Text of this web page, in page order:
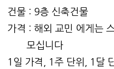
건물 : 9층 신축건물
가격 : 해외 교민 에게는
모십니다
1일 가격, 1주 단위, 1달